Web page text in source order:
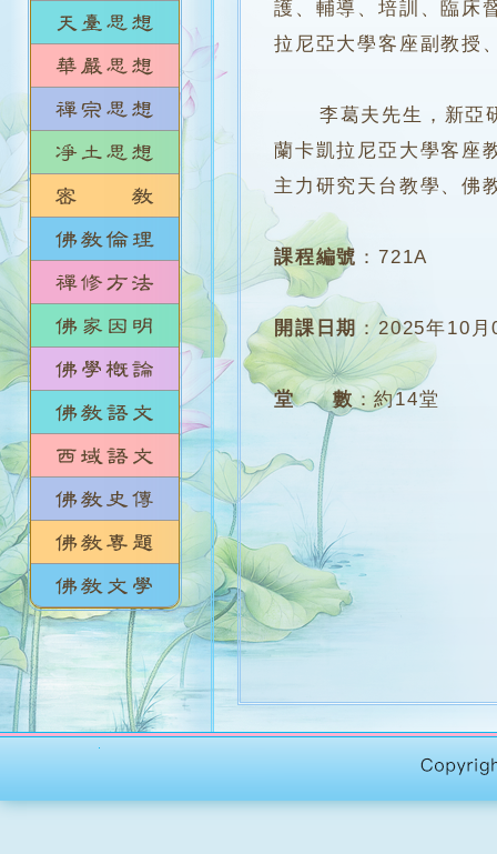
護、輔導、培訓、臨床
拉尼亞大學客座副教授
李葛夫先生，新亞研
蘭卡凱拉尼亞大學客座
主力研究天台教學、佛
課程編號 ：721A
開課日期 ：2025年10月
堂 數 ：約14堂